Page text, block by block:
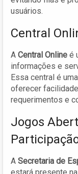
usuários.
Central
A Central Online é
informações e
Essa central é
oferecer
requerimentos e
Jogos
A Secretaria de
estará presente